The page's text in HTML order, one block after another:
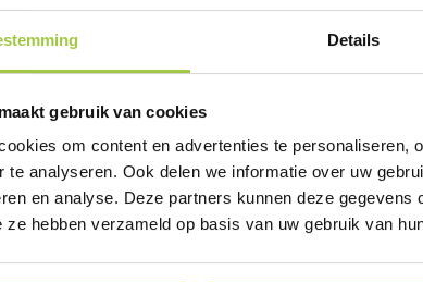
Details
gebruik van cookies
om content en advertenties te personaliseren,
te analyseren. Ook delen we informatie over uw
en analyse. Deze partners kunnen deze
ze hebben verzameld op basis van uw gebruik van
(3)
(11)
(11)